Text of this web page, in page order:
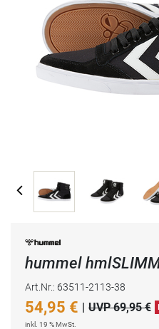
hummel
Art.Nr.: 63511-2113-38
54,95 € | UVP 69,95 €
inkl. 19 % MwSt.